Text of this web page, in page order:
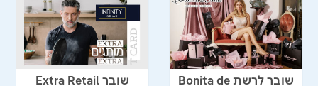
שובר לרשת Bonita de
שובר Extra Retail